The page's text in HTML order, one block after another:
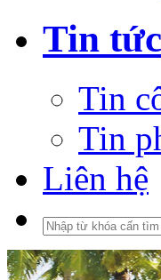
Tin tức
Tin
Tin
Liên hệ